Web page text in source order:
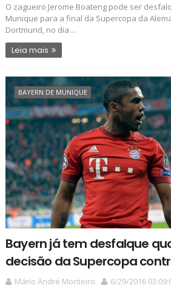
O zagueiro Jerome Boateng pode ser
Munique para a final da Supercopa da
Dortmund, no dia ...
Leia mais
BAYERN DE MUNIQUE
Bayern já tem desfalque
decisão da Supercopa
Mário André Monteiro
6/29/2016